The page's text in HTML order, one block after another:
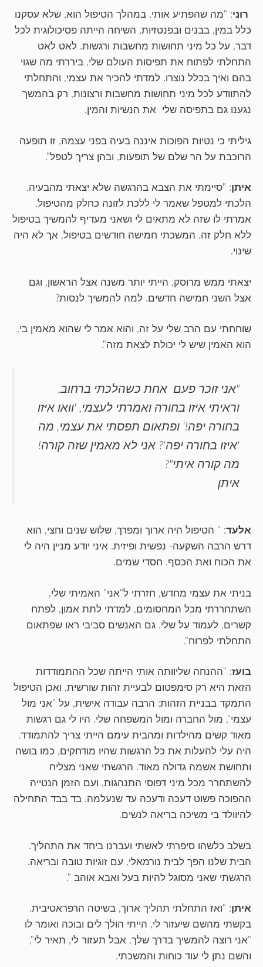
רוני: "מה שהפתיע אותי, במהלך הטיפול הוא, שלא עסקנו
כלל במין, בבנים ובפנטזיות, השיחה הייתה פסיכולוגית לכל
דבר, על כל מיני תחושות מחשבות ורגשות. לאט לאט
התחלתי לפתוח את תפיסות העולם שלי, ביררתי מה שגוי
בהם ואיך בכלל נוצרו. למדתי להכיר את עצמי, והתחלתי
להתוודע לכל מיני תחושות מחשבות ורצונות, רק בהמשך
נגענו גם בתפיסה שלי את הנשיות והמין.
גיליתי כי נטיות הפוכות איננה בעיה בפני עצמה, זו תופעה
הרוכבת על הר שלם של תופעות, ובהן צריך לטפל".
איתן: "סיימתי את הצבא בהרגשה שלא יצאתי מהבעיה.
הלכתי למטפל שאמר לי ללכת לזונה כחלק מהטיפול.
אמרתי לו שזה לא מתאים לי ושאני מעדיף להמשיך בטיפול
ללא חלק זה. המשכתי חמישה חודשים בטיפול, אך לא היה
שינוי.
יצאתי ממש מרוסק, הייתי יותר משנה אצל הראשון, וגם
אצל השני חמישה חדשים. למה להמשיך לנסות?
שוחחתי עם הרב שלי על זה, והוא אמר לי שהוא מאמין בי,
הוא האמין שיש לי יכולת לצאת מזה".
"אני זוכר פעם אחת כשהלכתי ברחוב,
וראיתי איזו בחורה ואמרתי לעצמי, 'וואו איזו
בחורה יפה!' ופתאום תפסתי את עצמי, מה
'איזו בחורה יפה'? אני לא מאמין שזה קורה!
מה קורה איתי"?
איתן
אלעד: " הטיפול היה ארוך ומפרך, שלוש שנים וחצי, הוא
דרש הרבה השקעה- נפשית ופיזית. איני יודע מניין היה לי
את הכוח ואת הכסף. חסדי שמים.
בניתי את עצמי מחדש, חזרתי ל"אני" האמיתי שלי,
השתחררתי מכל המחסומים, למדתי לתת אמון, לפתח
קשרים, לעמוד על שלי. גם האנשים סביבי ראו שפתאום
התחלתי לפרוח".
בועז: "ההנחה שליוותה אותי הייתה שכל ההתמודדות
הזאת היא רק סימפטום לבעיית זהות שורשית, ואכן הטיפול
התמקד בבניית הזהות: הרבה עבודה אישית, על "אני מול
עצמי", מול החברה ומול המשפחה שלי. היו לי גם רגשות
מאוד קשים מהילדות ומהבית עימם הייתי צריך להתמודד.
היה עלי להעלות את כל הרגשות שהיו מודחקים, כמו בושה
ותחושת אשמה גדולה מאוד. הרגשתי שאני מצליח
להשתחרר מכל מיני דפוסי התנהגות, ועם הזמן הנטייה
ההפוכה פשוט דעכה ודעכה עד שנעלמה. בד בבד התחילה
להיוולד בי משיכה בריאה לנשים.
בשלב כלשהו סיפרתי לאשתי ועברנו ביחד את התהליך.
הבית שלנו הפך לבית נורמאלי, עם זוגיות טובה ובריאה.
הרגשתי שאני מסוגל להיות בעל ואבא אוהב ".
איתן: "ואז התחלתי תהליך ארוך, בשיטה הרפראטיבית.
בקשתי מהשם שיעזור לי, הייתי הולך לים ובוכה ואומר לו
"אני רוצה להמשיך בדרך שלך, אבל תעזור לי, תאיר לי",
והשם נתן לי עוד כוחות והמשכתי.